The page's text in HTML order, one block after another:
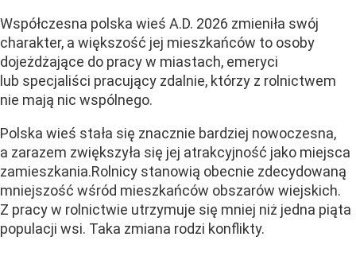
Współczesna polska wieś A.D. 2026 zmieniła swój
charakter, a większość jej mieszkańców to osoby
dojeżdżające do pracy w miastach, emeryci
lub specjaliści pracujący zdalnie, którzy z rolnictwem
nie mają nic wspólnego.
Polska wieś stała się znacznie bardziej nowoczesna,
a zarazem zwiększyła się jej atrakcyjność jako miejsca
zamieszkania.Rolnicy stanowią obecnie zdecydowaną
mniejszość wśród mieszkańców obszarów wiejskich.
Z pracy w rolnictwie utrzymuje się mniej niż jedna piąta
populacji wsi. Taka zmiana rodzi konflikty.